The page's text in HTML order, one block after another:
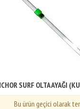
SURF OLTA AYAĞI
Bu ürün geçici olarak